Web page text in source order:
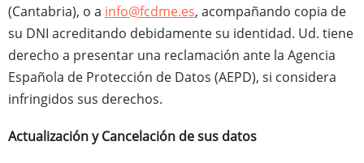
(Cantabria), o a info@fcdme.es, acompañando copia de
su DNI acreditando debidamente su identidad. Ud. tiene
derecho a presentar una reclamación ante la Agencia
Española de Protección de Datos (AEPD), si considera
infringidos sus derechos.
Actualización y Cancelación de sus datos